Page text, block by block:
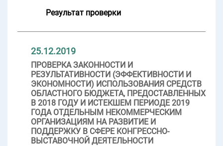
Результат проверки
25.12.2019
ПРОВЕРКА ЗАКОННОСТИ И
РЕЗУЛЬТАТИВНОСТИ (ЭФФЕКТИВНОСТИ И
ЭКОНОМНОСТИ) ИСПОЛЬЗОВАНИЯ СРЕДСТВ
ОБЛАСТНОГО БЮДЖЕТА, ПРЕДОСТАВЛЕННЫХ
В 2018 ГОДУ И ИСТЕКШЕМ ПЕРИОДЕ 2019
ГОДА ОТДЕЛЬНЫМ НЕКОММЕРЧЕСКИМ
ОРГАНИЗАЦИЯМ НА РАЗВИТИЕ И
ПОДДЕРЖКУ В СФЕРЕ КОНГРЕССНО-
ВЫСТАВОЧНОЙ ДЕЯТЕЛЬНОСТИ